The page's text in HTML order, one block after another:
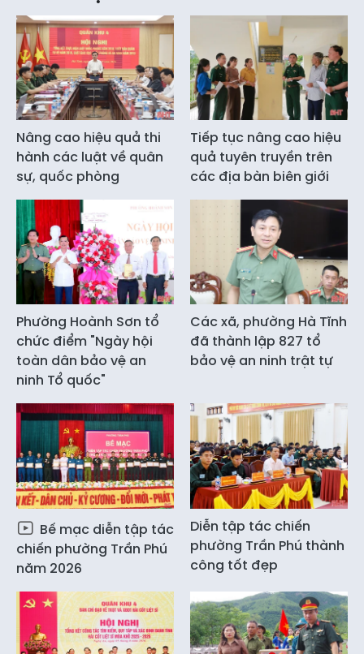
Nâng cao hiệu quả thi
hành các luật về quân
sự, quốc phòng
Tiếp tục nâng cao hiệu
quả tuyên truyền trên
các địa bàn biên giới
Phường Hoành Sơn tổ
chức điểm "Ngày hội
toàn dân bảo vệ an
ninh Tổ quốc"
Các xã, phường Hà Tĩnh
đã thành lập 827 tổ
bảo vệ an ninh trật tự
Bế mạc diễn tập tác
chiến phường Trần Phú
năm 2026
Diễn tập tác chiến
phường Trần Phú thành
công tốt đẹp